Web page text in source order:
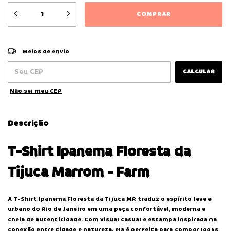
Entregas para o CEP:
Meios de envio
CALCULAR
Não sei meu CEP
Descrição
T-Shirt Ipanema Floresta da
Tijuca Marrom - Farm
A T-Shirt Ipanema Floresta da Tijuca MR traduz o espírito leve e
urbano do Rio de Janeiro em uma peça confortável, moderna e
cheia de autenticidade. Com visual casual e estampa inspirada na